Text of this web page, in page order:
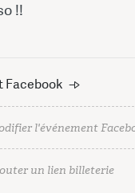
!!
Facebook
l'événement
un lien billeterie